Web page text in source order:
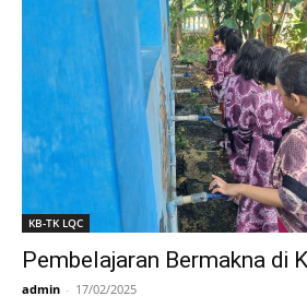
KB-TK LQC
Pembelajaran Bermakna di
admin - 17/02/2025